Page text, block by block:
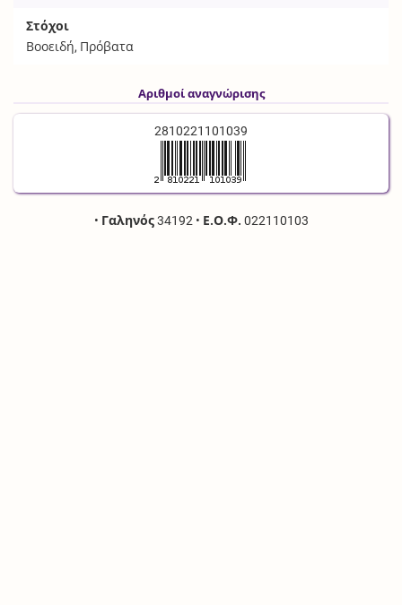
Στόχοι
Βοοειδή, Πρόβατα
Αριθμοί αναγνώρισης
2810221101039
• Γαληνός34192 • Ε.Ο.Φ. 022110103